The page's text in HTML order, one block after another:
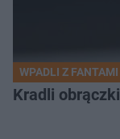
WPADLI Z FANTAMI
Kradli